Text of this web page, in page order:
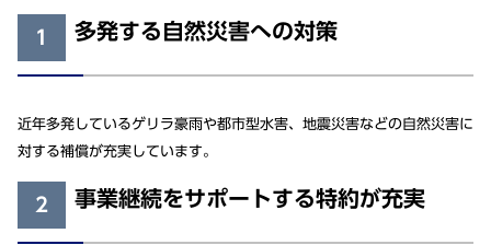
1 多発する自然災害への対策
近年多発しているゲリラ豪雨や都市型水害、地震災害などの自然災害に
対する補償が充実しています。
2 事業継続をサポートする特約が充実